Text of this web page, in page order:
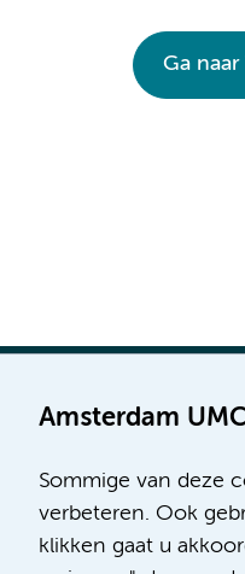
Ga
Amsterdam
Sommige van deze
verbeteren. Ook
klikken gaat u
Locatie AMC
Meibergdreef 9
1105 AZ Amsterdam
De